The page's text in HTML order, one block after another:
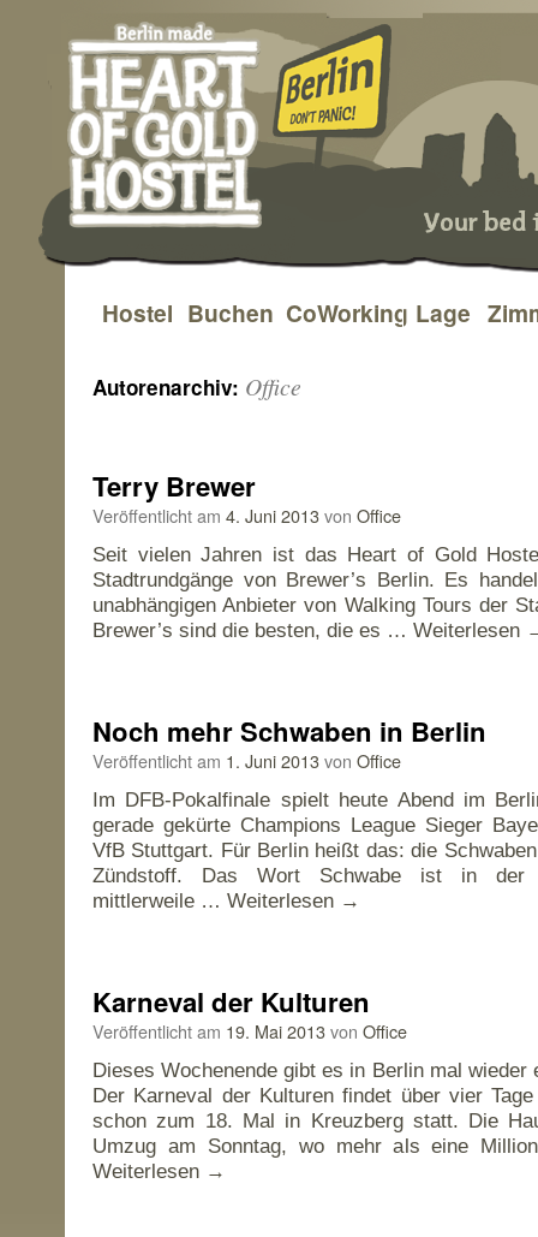
Zum
springen
Hostel Buchen CoWorking Lage
Autorenarchiv: Office
Terry Brewer
Veröffentlicht am 4. Juni 2013von Office
Seit vielen Jahren ist das Heart of Gold
Stadtrundgänge von Brewer’s Berlin. Es
unabhängigen Anbieter von Walking Tours der
Brewer’s sind die besten, die es … Weiterlesen
Noch mehr Schwaben in Berlin
Veröffentlicht am 1. Juni 2013von Office
Im DFB-Pokalfinale spielt heute Abend im
gerade gekürte Champions League Sieger
VfB Stuttgart. Für Berlin heißt das: die
Zündstoff. Das Wort Schwabe ist in der
mittlerweile … Weiterlesen →
Karneval der Kulturen
Veröffentlicht am 19. Mai 2013von Office
Dieses Wochenende gibt es in Berlin mal
Der Karneval der Kulturen findet über vier
schon zum 18. Mal in Kreuzberg statt. Die
Umzug am Sonntag, wo mehr als eine
Weiterlesen →